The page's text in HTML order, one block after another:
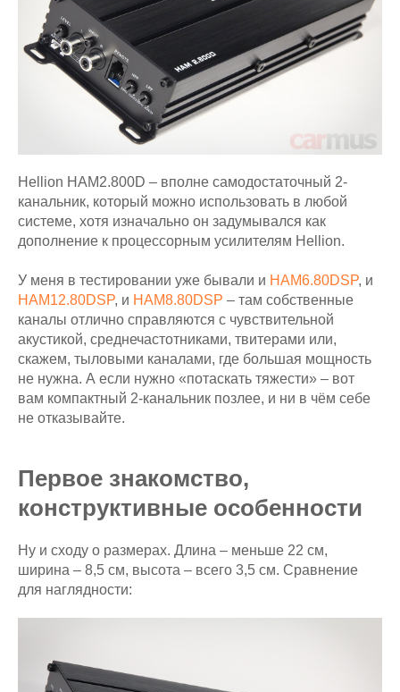
Hellion HAM2.800D – вполне самодостаточный 2-
канальник, который можно использовать в любой
системе, хотя изначально он задумывался как
дополнение к процессорным усилителям Hellion.
У меня в тестировании уже бывали и HAM6.80DSP, и
HAM12.80DSP, и HAM8.80DSP – там собственные
каналы отлично справляются с чувствительной
акустикой, среднечастотниками, твитерами или,
скажем, тыловыми каналами, где большая мощность
не нужна. А если нужно «потаскать тяжести» – вот
вам компактный 2-канальник позлее, и ни в чём себе
не отказывайте.
Первое знакомство,
конструктивные особенности
Ну и сходу о размерах. Длина – меньше 22 см,
ширина – 8,5 см, высота – всего 3,5 см. Сравнение
для наглядности: